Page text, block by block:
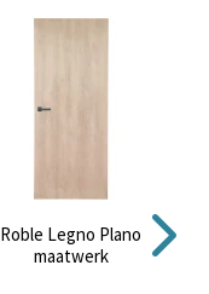
Roble Legno Plano
maatwerk